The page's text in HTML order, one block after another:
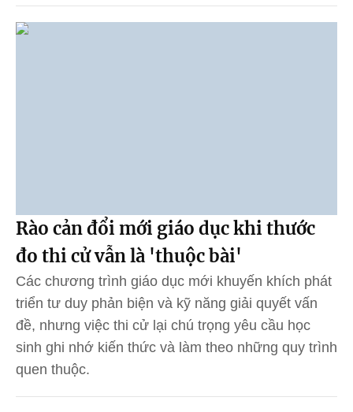
Rào cản đổi mới giáo dục khi thước
đo thi cử vẫn là 'thuộc bài'
Các chương trình giáo dục mới khuyến khích phát
triển tư duy phản biện và kỹ năng giải quyết vấn
đề, nhưng việc thi cử lại chú trọng yêu cầu học
sinh ghi nhớ kiến thức và làm theo những quy trình
quen thuộc.